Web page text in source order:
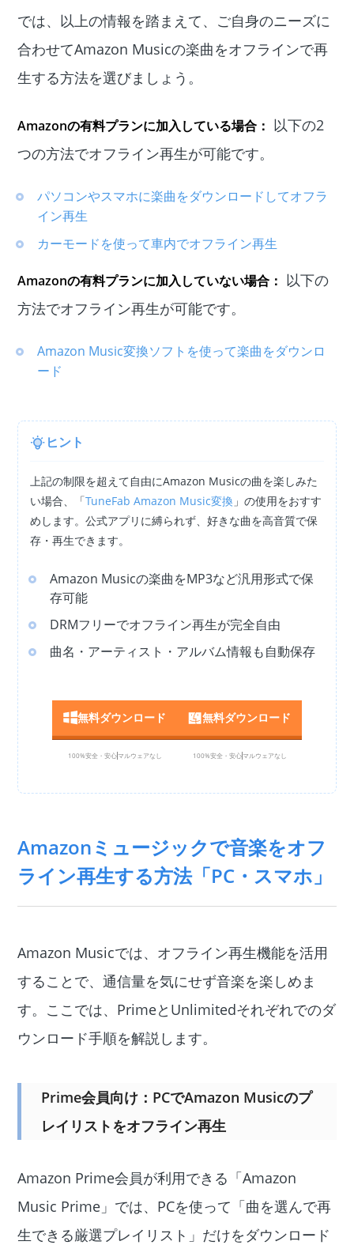
では、以上の情報を踏まえて、ご自身のニーズに
合わせてAmazon Musicの楽曲をオフラインで再
生する方法を選びましょう。
Amazonの有料プランに加入している場合： 以下の2
つの方法でオフライン再生が可能です。
パソコンやスマホに楽曲をダウンロードしてオフラ
イン再生
カーモードを使って車内でオフライン再生
Amazonの有料プランに加入していない場合： 以下の
方法でオフライン再生が可能です。
Amazon Music変換ソフトを使って楽曲をダウンロ
ード
ヒント
上記の制限を超えて自由にAmazon Musicの曲を楽しみた
い場合、「TuneFab Amazon Music変換 」の使用をおすす
めします。公式アプリに縛られず、好きな曲を高音質で保
存・再生できます。
Amazon Musicの楽曲をMP3など汎用形式で保
存可能
DRMフリーでオフライン再生が完全自由
曲名・アーティスト・アルバム情報も自動保存
無料ダウンロード
100%安全・安心マルウェアなし
無料ダウンロード
100%安全・安心マルウェアなし
Amazonミュージックで音楽をオフ
ライン再生する方法「PC・スマホ」
Amazon Musicでは、オフライン再生機能を活用
することで、通信量を気にせず音楽を楽しめま
す。ここでは、PrimeとUnlimitedそれぞれでのダ
ウンロード手順を解説します。
Prime会員向け：PCでAmazon Musicのプ
レイリストをオフライン再生
Amazon Prime会員が利用できる「Amazon
Music Prime」では、PCを使って「曲を選んで再
生できる厳選プレイリスト」だけをダウンロード